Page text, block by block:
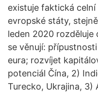
existuje faktická
evropské státy,
leden 2020
se věnují:
eura; rozvíjet
potenciál Čína, 2)
Turecko, Ukrajina, 3)